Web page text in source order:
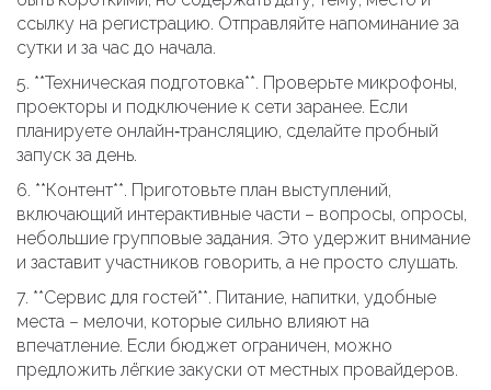
ссылку на регистрацию. Отправляйте напоминание за
сутки и за час до начала.
5. **Техническая подготовка**. Проверьте микрофоны,
проекторы и подключение к сети заранее. Если
планируете онлайн‑трансляцию, сделайте пробный
запуск за день.
6. **Контент**. Приготовьте план выступлений,
включающий интерактивные части – вопросы, опросы,
небольшие групповые задания. Это удержит внимание
и заставит участников говорить, а не просто слушать.
7. **Сервис для гостей**. Питание, напитки, удобные
места – мелочи, которые сильно влияют на
впечатление. Если бюджет ограничен, можно
предложить лёгкие закуски от местных провайдеров.